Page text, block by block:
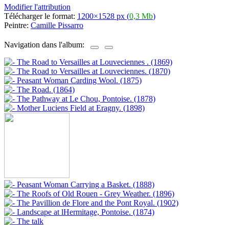
Modifier l'attribution
Télécharger le format: 1200×1528 px (0,3 Mb)
Peintre: Camille Pissarro
Navigation dans l'album: